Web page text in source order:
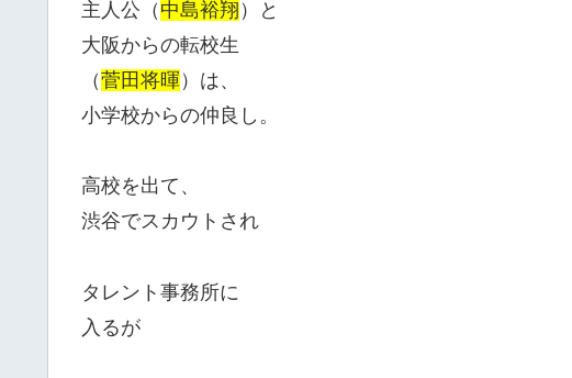
主人公（ 中島裕翔 ）と
大阪からの転校生
（菅田将暉）は、
小学校からの仲良し。
高校を出て、
渋谷でスカウトされ
タレント事務所に
入るが